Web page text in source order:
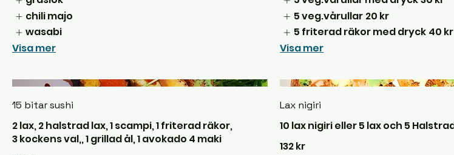
chili majo
wasabi
Visa mer
5 veg.vårullar 20 kr
5 friterad räkor med dryck 40 kr
Visa mer
15 bitar sushi
2 lax, 2 halstrad lax, 1 scampi, 1 friterad räkor,
3 kockens val,, 1 grillad ål, 1 avokado 4 maki
Lax nigiri
132 kr